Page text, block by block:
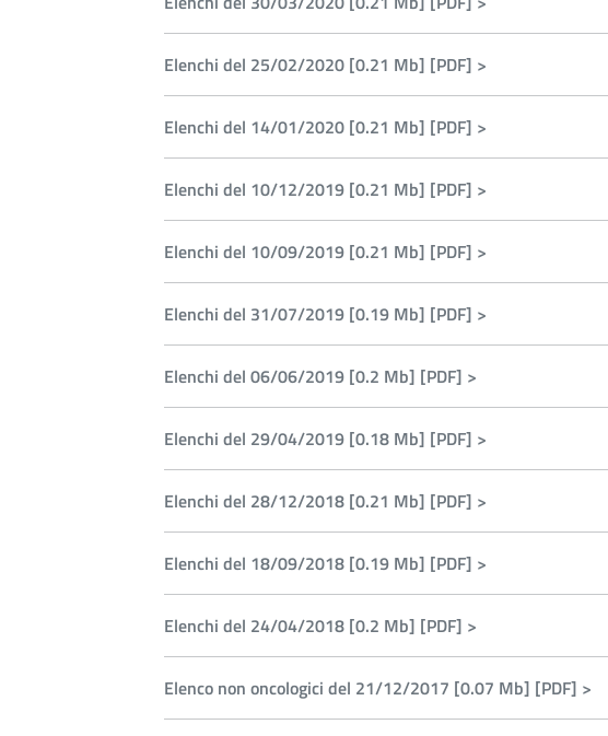
Elenchi del 25/02/2020 [0.21 Mb] [PDF] >
Elenchi del 14/01/2020 [0.21 Mb] [PDF] >
Elenchi del 10/12/2019 [0.21 Mb] [PDF] >
Elenchi del 10/09/2019 [0.21 Mb] [PDF] >
Elenchi del 31/07/2019 [0.19 Mb] [PDF] >
Elenchi del 06/06/2019 [0.2 Mb] [PDF] >
Elenchi del 29/04/2019 [0.18 Mb] [PDF] >
Elenchi del 28/12/2018 [0.21 Mb] [PDF] >
Elenchi del 18/09/2018 [0.19 Mb] [PDF] >
Elenchi del 24/04/2018 [0.2 Mb] [PDF] >
Elenco non oncologici del 21/12/2017 [0.07 Mb] [PDF] >